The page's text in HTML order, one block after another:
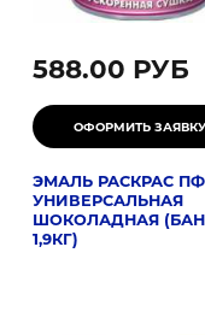
588.00 РУБ
ЭМАЛЬ РАСКРАС ПФ-
УНИВЕРСАЛЬНАЯ
ШОКОЛАДНАЯ
1,9КГ)